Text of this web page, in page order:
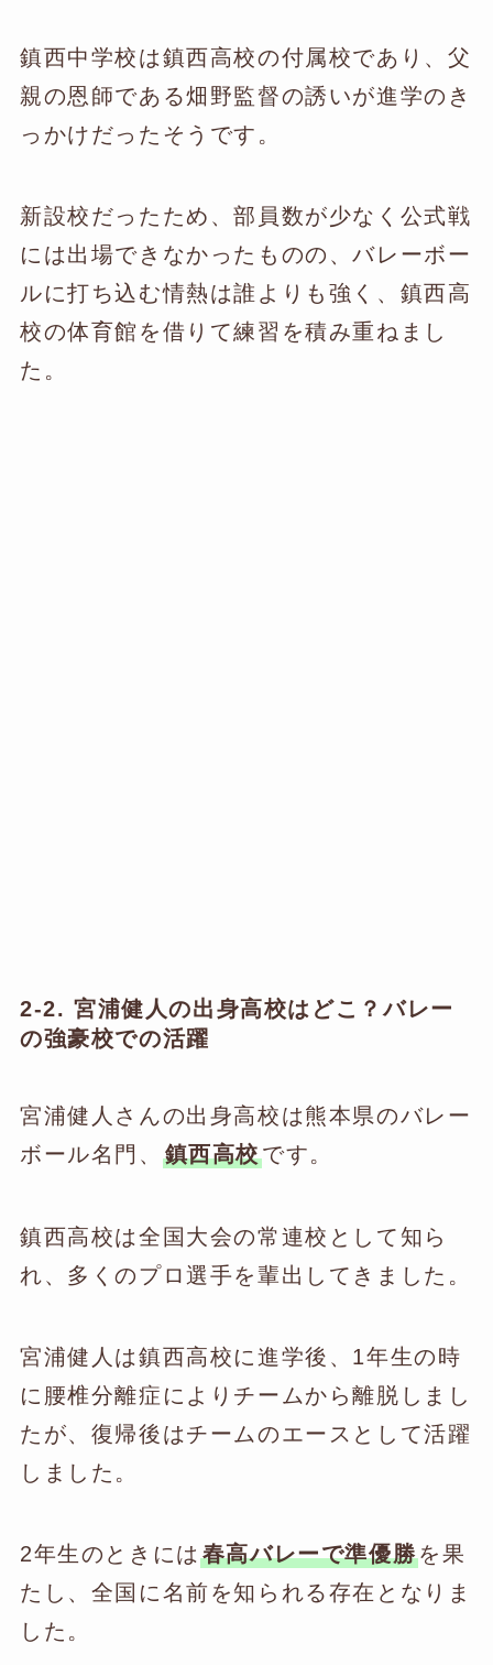
鎮西中学校は鎮西高校の付属校であり、父
親の恩師である畑野監督の誘いが進学のき
っかけだったそうです。
新設校だったため、部員数が少なく公式戦
には出場できなかったものの、バレーボー
ルに打ち込む情熱は誰よりも強く、鎮西高
校の体育館を借りて練習を積み重ねまし
た。
2-2. 宮浦健人の出身高校はどこ？バレー
の強豪校での活躍
宮浦健人さんの出身高校は熊本県のバレー
ボール名門、 鎮西高校です。
鎮西高校は全国大会の常連校として知ら
れ、多くのプロ選手を輩出してきました。
宮浦健人は鎮西高校に進学後、1年生の時
に腰椎分離症によりチームから離脱しまし
たが、復帰後はチームのエースとして活躍
しました。
2年生のときには 春高バレーで準優勝を果
たし、全国に名前を知られる存在となりま
した。